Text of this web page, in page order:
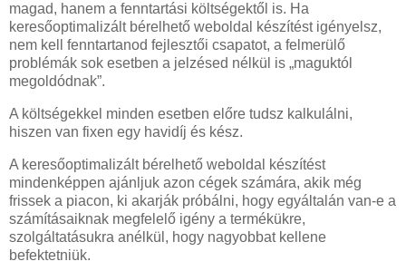
magad, hanem a fenntartási költségektől is. Ha
keresőoptimalizált bérelhető weboldal készítést igényelsz,
nem kell fenntartanod fejlesztői csapatot, a felmerülő
problémák sok esetben a jelzésed nélkül is „maguktól
megoldódnak”.
A költségekkel minden esetben előre tudsz kalkulálni,
hiszen van fixen egy havidíj és kész.
A keresőoptimalizált bérelhető weboldal készítést
mindenképpen ajánljuk azon cégek számára, akik még
frissek a piacon, ki akarják próbálni, hogy egyáltalán van-e a
számításaiknak megfelelő igény a termékükre,
szolgáltatásukra anélkül, hogy nagyobbat kellene
befektetniük.